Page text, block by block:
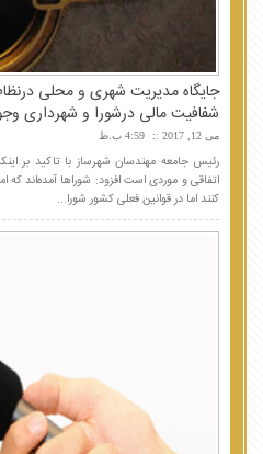
جایگاه مدیریت شهری و محلی
شفافیت مالی درشورا و شهرداری
می 12, 2017 4:59 ب.ظ
رئیس جامعه مهندسان شهرساز با تاکید بر
اتفاقی و موردی است افزود: شوراها آمده‌اند که
کنند اما در قوانین فعلی کشور شورا...